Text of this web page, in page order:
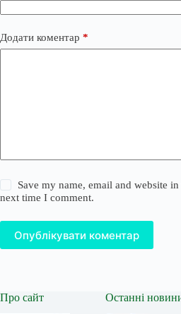
Додати коментар *
Save my name, email and website
next time I comment.
Опублікувати коментар
Про сайт Останні